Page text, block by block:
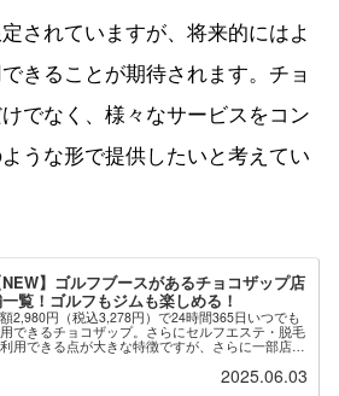
されていますが、将来的にはよ
きることが期待されます。チョ
でなく、様々なサービスをコン
うな形で提供したいと考えてい
NEW】ゴルフブースがあるチョコザップ店
覧！ゴルフもジムも楽しめる！
2,980円（税込3,278円）で24時間365日いつでも
できるチョコザップ。さらにセルフエステ・脱毛
用できる点が大きな特徴ですが、さらに一部店舗
2025.06.03